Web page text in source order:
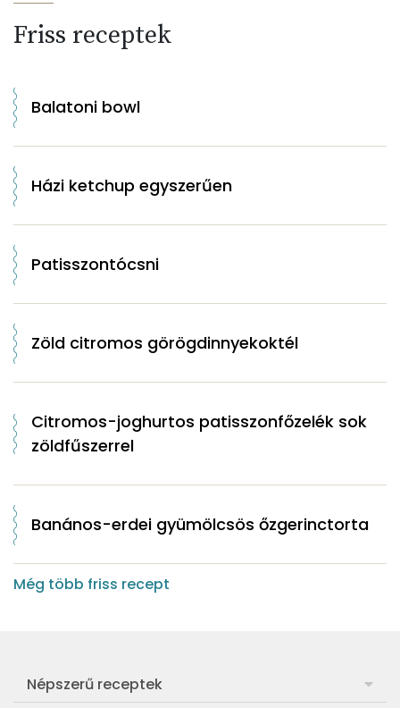
Friss receptek
Balatoni bowl
Házi ketchup egyszerűen
Patisszontócsni
Zöld citromos görögdinnyekoktél
Citromos-joghurtos patisszonfőzelék sok
zöldfűszerrel
Banános-erdei gyümölcsös őzgerinctorta
Még több friss recept
Népszerű receptek